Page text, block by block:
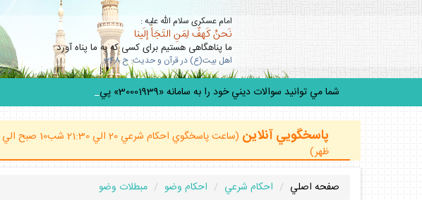
امام عسكرى سلام الله عليه :
نَحنُ كَهفٌ لِمَنِ التَجَأَ إلَينا
ما پناهگاهى هستيم براى كسى كه به ما پناه آورد
اهل بيت(ع) در قرآن و حديث: ح 348
شما مي توانيد سوالات ديني خود را به سامانه «30001939» پيامك ك
پاسخگويي آنلاين
ظهر)
صفحه اصلي احكام شرعي احكام وضو
مبطلات وضو